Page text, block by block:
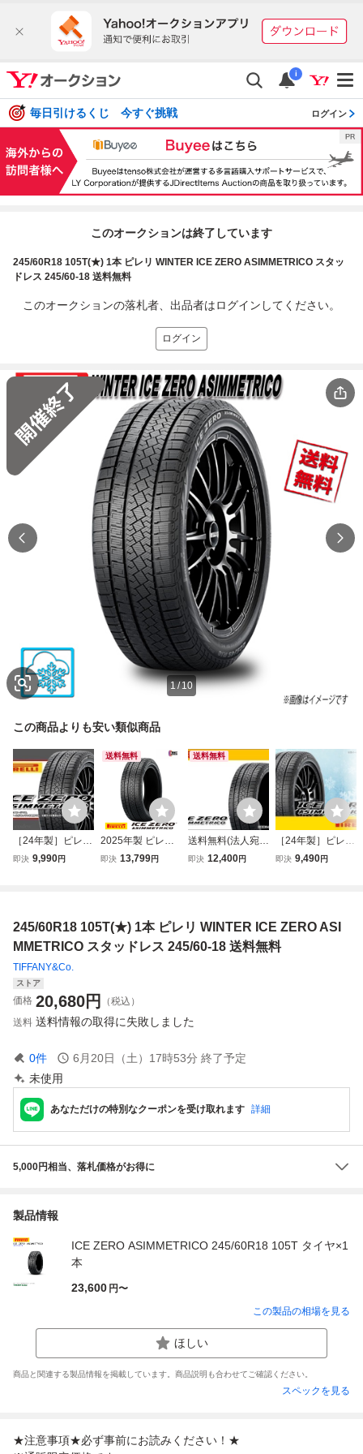
i
毎日引けるくじ 今すぐ挑戦 ログイン
このオークションは終了しています
245/60R18 105T(★) 1本 ピレリ WINTER ICE ZERO ASIMMETRICO スタッ
ドレス 245/60-18 送料無料
このオークションの落札者、出品者はログインしてください。
ログイン
1/10
この商品よりも安い類似商品
［24年製］ピレリ
アイスゼロアシン
送料込み総額 43,9
60円
即決 9,990円
送料無料
2025年製 ピレリ
225/60R18 100H
即決 13,799円
送料無料
送料無料(法人宛)
在庫限 ピレリ ア
ERO ASIMMETRI
CO 235/60-18【3
即決 12,400円
［24年製］ピレリ
アイスゼロアシン
送料込み総額 43,9
60円
即決 9,490円
245/60R18 105T(★) 1本 ピレリ WINTER ICE ZERO ASI
MMETRICO スタッドレス 245/60-18 送料無料
TIFFANY&Co.
ストア
価格 20,680円
（税込）
送料 送料情報の取得に失敗しました
0件 6月20日（土）17時53分 終了予定
未使用
あなただけの特別なクーポンを受け取れます 詳細
5,000円相当、落札価格がお得に
製品情報
ICE ZERO ASIMMETRICO 245/60R18 105T タイヤ×1
本
23,600 円〜
この製品の相場を見る
ほしい
商品と関連する製品情報を掲載しています。商品説明も合わせてご確認ください。
スペックを見る
★注意事項★必ず事前にお読みください！★